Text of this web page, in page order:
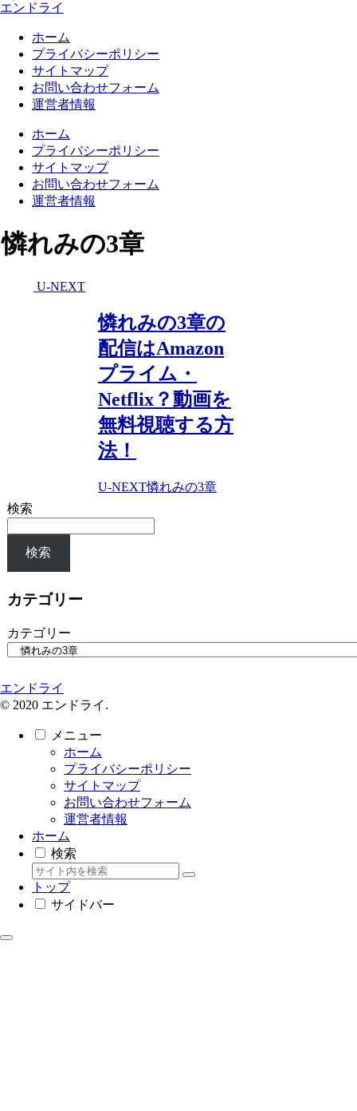
エンドライ
ホーム
プライバシーポリシー
サイトマップ
お問い合わせフォーム
運営者情報
ホーム
プライバシーポリシー
サイトマップ
お問い合わせフォーム
運営者情報
憐れみの3章
U-NEXT
憐れみの3章の
配信はAmazon
プライム・
Netflix？動画を
無料視聴する方
法！
U-NEXT憐れみの3章
検索
検索
カテゴリー
カテゴリー
エンドライ
© 2020 エンドライ.
メニュー
ホーム
プライバシーポリシー
サイトマップ
お問い合わせフォーム
運営者情報
ホーム
検索
トップ
サイドバー